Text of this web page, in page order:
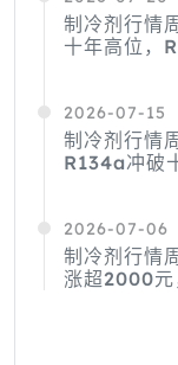
制冷剂行情
十年高位，
2026-07-15
制冷剂行情
R134a冲破
2026-07-06
制冷剂行情
涨超2000